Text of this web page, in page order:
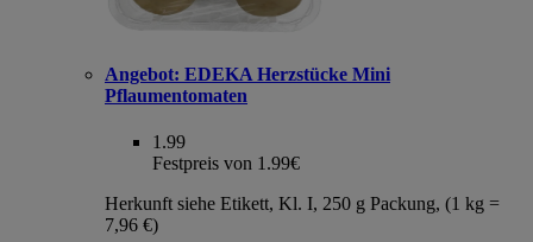
Angebot: EDEKA Herzstücke Mini
Pflaumentomaten
1.99
Festpreis von 1.99€
Herkunft siehe Etikett, Kl. I, 250 g Packung, (1 kg =
7,96 €)